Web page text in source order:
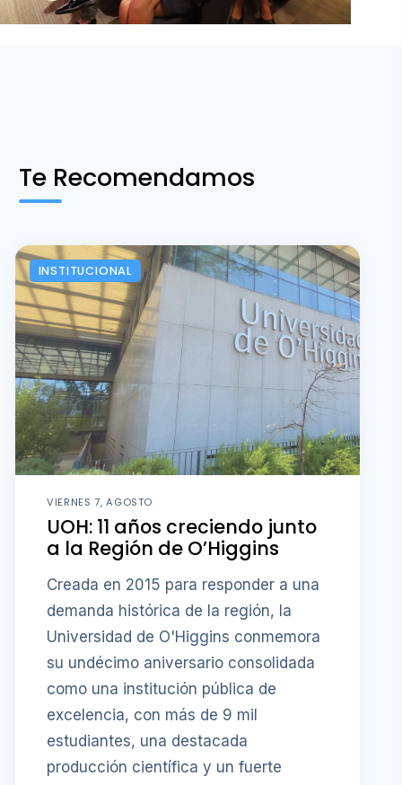
Te Recomendamos
INSTITUCIONAL
VIERNES 7, AGOSTO
UOH: 11 años creciendo junto
a la Región de O’Higgins
Creada en 2015 para responder a una
demanda histórica de la región, la
Universidad de O'Higgins conmemora
su undécimo aniversario consolidada
como una institución pública de
excelencia, con más de 9 mil
estudiantes, una destacada
producción científica y un fuerte